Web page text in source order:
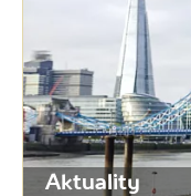
Aktuality